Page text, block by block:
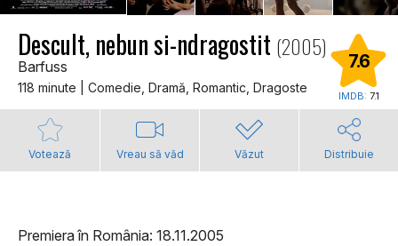
Descult, nebun si-ndragostit (2005)
Barfuss
118 minute | Comedie, Dramă, Romantic, Dragoste
7.6
IMDB: 7.1
Votează Vreau să văd Văzut Distribuie
Premiera în România: 18.11.2005